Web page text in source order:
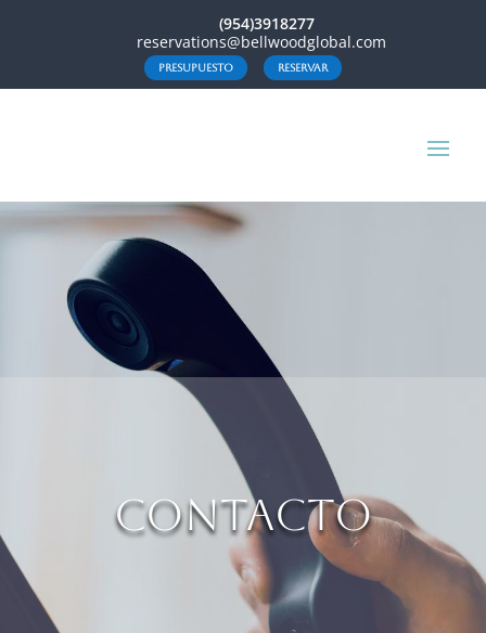
(954)3918277
reservations@bellwoodglobal.com
presupuesto reservar
Contacto